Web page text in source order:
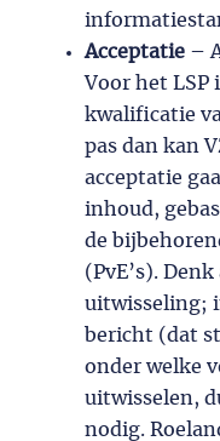
Acceptatie –
Voor het LSP
kwalificatie
pas dan kan
acceptatie
inhoud,
de
(PvE’s).
uitwisseling;
bericht (dat
onder welke
uitwisselen,
nodig.